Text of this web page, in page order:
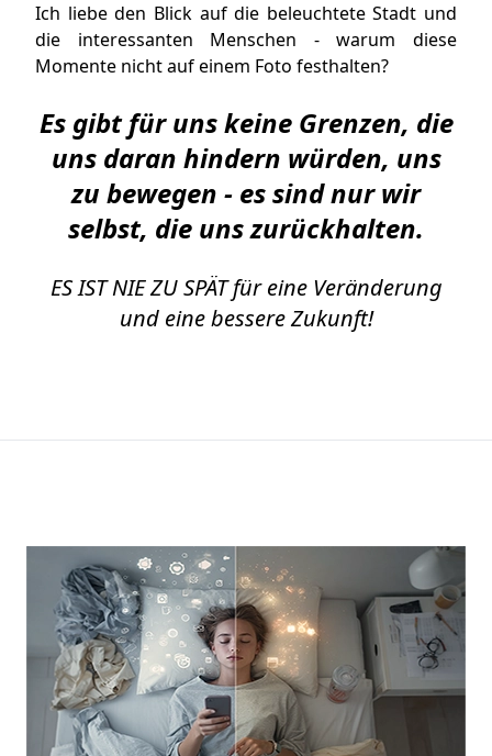
Ich liebe den Blick auf die beleuchtete Stadt und
die interessanten Menschen - warum diese
Momente nicht auf einem Foto festhalten?
Es gibt für uns keine Grenzen, die
uns daran hindern würden, uns
zu bewegen - es sind nur wir
selbst, die uns zurückhalten.
ES IST NIE ZU SPÄT für eine Veränderung
und eine bessere Zukunft!